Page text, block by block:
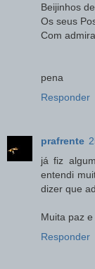
Beijinhos
Os seus
Com
pena
Responder
prafrente
já fiz
entendi
dizer que
Muita paz
Responder